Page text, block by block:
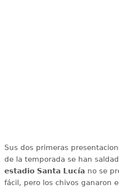
Sus dos primeras
de la temporada se han
estadio Santa Lucía no se
fácil, pero los chivos ganaron